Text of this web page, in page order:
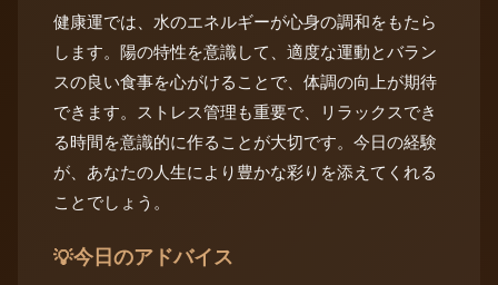
健康運では、水のエネルギーが心身の調和をもたら
します。陽の特性を意識して、適度な運動とバラン
スの良い食事を心がけることで、体調の向上が期待
できます。ストレス管理も重要で、リラックスでき
る時間を意識的に作ることが大切です。今日の経験
が、あなたの人生により豊かな彩りを添えてくれる
ことでしょう。
💡今日のアドバイス